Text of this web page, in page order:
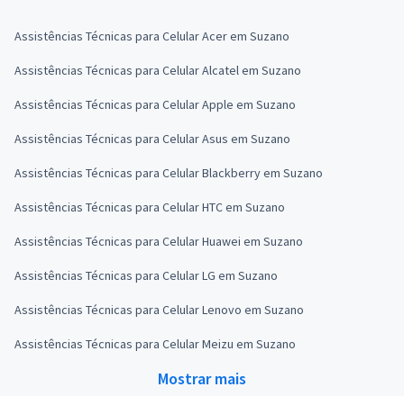
Assistências Técnicas para Celular Acer em Suzano
Assistências Técnicas para Celular Alcatel em Suzano
Assistências Técnicas para Celular Apple em Suzano
Assistências Técnicas para Celular Asus em Suzano
Assistências Técnicas para Celular Blackberry em Suzano
Assistências Técnicas para Celular HTC em Suzano
Assistências Técnicas para Celular Huawei em Suzano
Assistências Técnicas para Celular LG em Suzano
Assistências Técnicas para Celular Lenovo em Suzano
Assistências Técnicas para Celular Meizu em Suzano
Mostrar mais